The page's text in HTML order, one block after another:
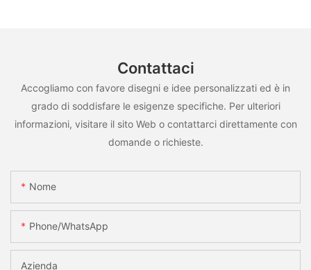
Contattaci
Accogliamo con favore disegni e idee personalizzati ed è in
grado di soddisfare le esigenze specifiche. Per ulteriori
informazioni, visitare il sito Web o contattarci direttamente con
domande o richieste.
Nome
Phone/whatsApp
Azienda